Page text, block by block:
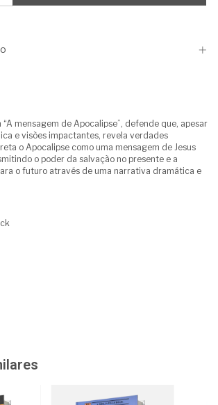
mensagem de Apocalipse”, defende que, apesar
e visões impactantes, revela verdades
o Apocalipse como uma mensagem de Jesus
o poder da salvação no presente e a
o futuro através de uma narrativa dramática e